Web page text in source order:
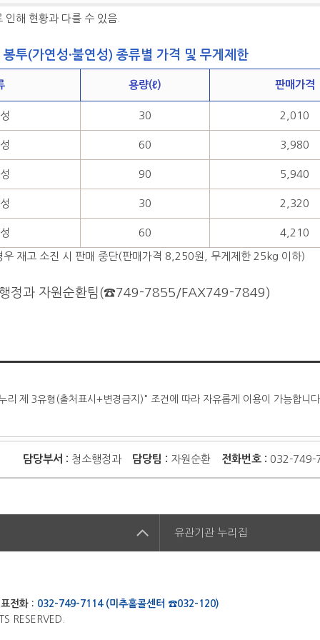
인해 현황과 다를 수 있음.
투(가연성·불연성) 종류별 가격 및 무게제한
용량(ℓ) 판매가격
30 2,010
60 3,980
90 5,940
30 2,320
60 4,210
재고 소진 시 판매 중단(판매가격 8,250원, 무게제한 25kg 이하)
정과 자원순환팀(☎749-7855/FAX749-7849)
리 제 3유형(출처표시+변경금지)" 조건에 따라 자유롭게 이용이 가능합니
담당부서 : 청소행정과 담당팀 : 자원순환 전화번호 : 032-749-
유관기관 누리집
전화 : 032-749-7114 (미추홀콜센터 ☎032-120)
RESERVED.